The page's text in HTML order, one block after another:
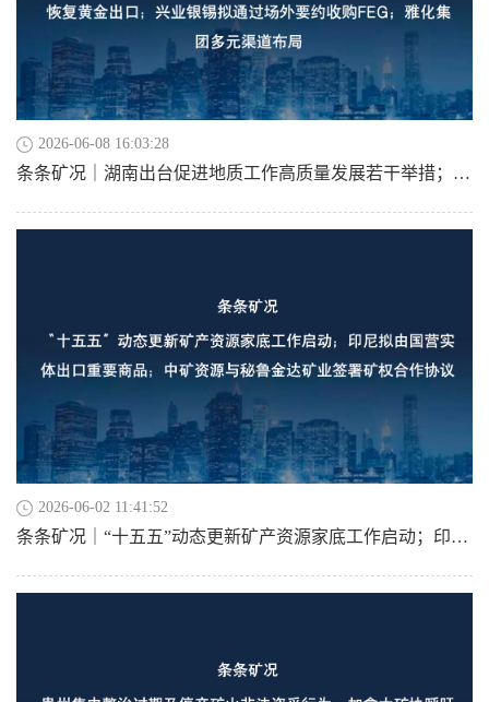
2026-06-08 16:03:28
条条矿况｜湖南出台促进地质工作高质量发展若干举措；乌兹别克斯坦恢复黄金出口；兴业银锡拟通过场外要约收购FEG；雅化集团多元渠道布局
2026-06-02 11:41:52
条条矿况｜“十五五”动态更新矿产资源家底工作启动；印尼拟由国营实体出口重要商品；中矿资源与秘鲁金达矿业签署矿权合作协议